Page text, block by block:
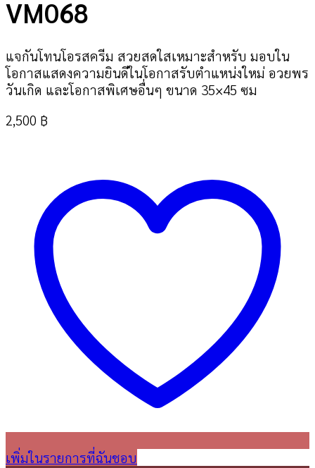
VM068
แจกันโทนโอรสครีม สวยสดใสเหมาะสำหรับ มอบใน
โอกาสแสดงความยินดีในโอกาสรับตำแหน่งใหม่ อวยพร
วันเกิด และโอกาสพิเศษอื่นๆ ขนาด 35×45 ซม
2,500 ฿
เพิ่มในรายการที่ฉันชอบ